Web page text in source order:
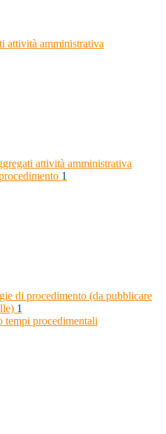
attività amministrativa
attività amministrativa
1
di procedimento (da pubblicare
1
tempi procedimentali